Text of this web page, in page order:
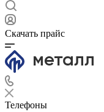
Скачать прайс
Телефоны